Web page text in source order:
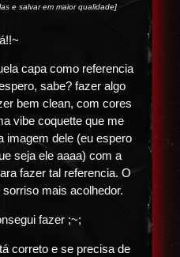
e salvar em maior qualidade]
capa como referencia
sabe? fazer algo
bem clean, com cores
vibe coquette que me
imagem dele (eu espero
seja ele aaaa) com a
fazer tal referencia. O
mais acolhedor.
fazer ;~;
correto e se precisa de